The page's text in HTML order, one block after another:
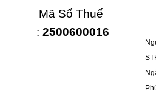
Mã Số Thuế
: 2500600016